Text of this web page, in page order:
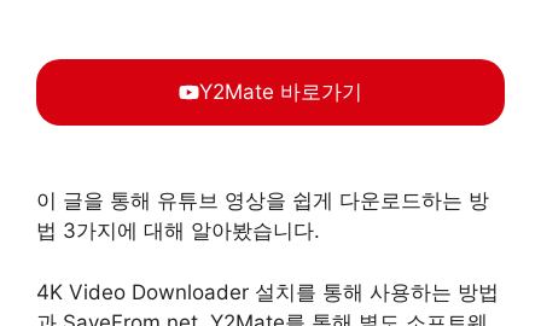
Y2Mate 바로가기
이 글을 통해 유튜브 영상을 쉽게 다운로드하는 방
법 3가지에 대해 알아봤습니다.
4K Video Downloader 설치를 통해 사용하는 방법